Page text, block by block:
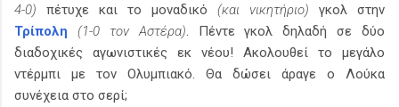
4-0) πέτυχε και το μοναδικό (και νικητήριο) γκολ στην
Τρίπολη
(1-0 τον Αστέρα) . Πέντε γκολ δηλαδή σε δύο
διαδοχικές αγωνιστικές εκ νέου! Ακολουθεί το μεγάλο
ντέρμπι με τον Ολυμπιακό. Θα δώσει άραγε ο Λούκα
συνέχεια στο σερί;